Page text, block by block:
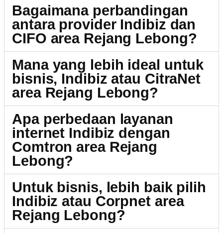
Bagaimana perbandingan
antara provider Indibiz dan
CIFO area Rejang Lebong?
Mana yang lebih ideal untuk
bisnis, Indibiz atau CitraNet
area Rejang Lebong?
Apa perbedaan layanan
internet Indibiz dengan
Comtron area Rejang
Lebong?
Untuk bisnis, lebih baik pilih
Indibiz atau Corpnet area
Rejang Lebong?